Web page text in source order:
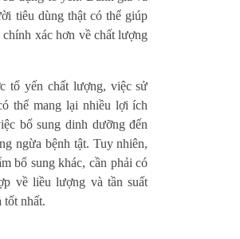
tiêu dùng thật có thể giúp
xác hơn về chất lượng
tổ yến chất lượng, việc sử
thể mang lại nhiều lợi ích
bổ sung dinh dưỡng đến
ngừa bệnh tật. Tuy nhiên,
bổ sung khác, cần phải có
về liều lượng và tần suất
tốt nhất.